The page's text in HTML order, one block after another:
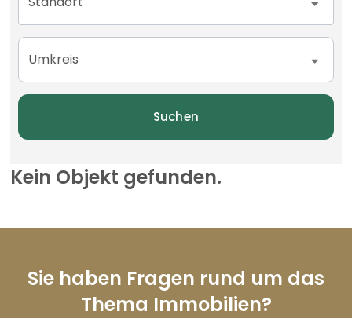
Umkreis
Suchen
Kein Objekt gefunden.
Sie haben Fragen rund um das
Thema Immobilien?